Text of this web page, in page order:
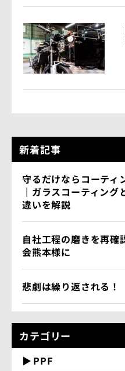
新着記事
守るだけならコーティ
｜ガラスコーティン
違いを解説
自社工程の磨きを再確
会熊本様に
悲劇は繰り返される！
カテゴリー
PPF